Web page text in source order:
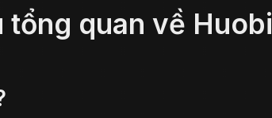
tổng quan về Huobi